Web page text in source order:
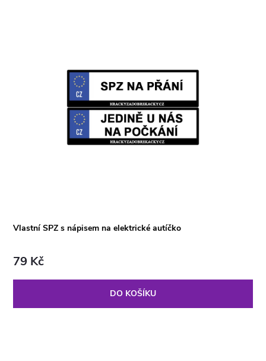
Vlastní SPZ s nápisem na elektrické autíčko
79 Kč
DO KOŠÍKU